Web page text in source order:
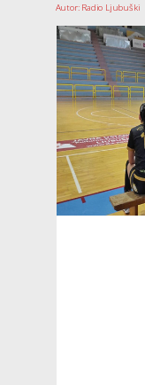
Autor: Radio Ljubuški